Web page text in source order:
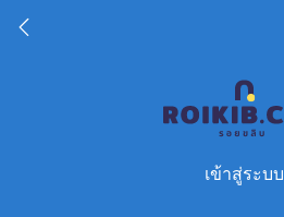
เข้าสู่ระบบ